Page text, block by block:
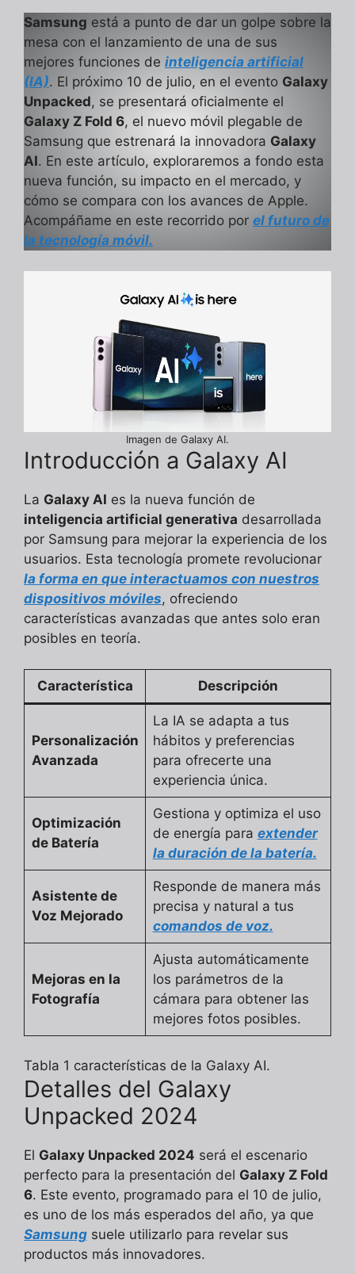
Samsung está a punto de dar un golpe sobre la
mesa con el lanzamiento de una de sus
mejores funciones de inteligencia artificial
(IA). El próximo 10 de julio, en el evento Galaxy
Unpacked, se presentará oficialmente el
Galaxy Z Fold 6, el nuevo móvil plegable de
Samsung que estrenará la innovadora Galaxy
AI. En este artículo, exploraremos a fondo esta
nueva función, su impacto en el mercado, y
cómo se compara con los avances de Apple.
Acompáñame en este recorrido por el futuro de
la tecnología móvil.
Imagen de Galaxy AI.
Introducción a Galaxy AI
La Galaxy AI es la nueva función de
inteligencia artificial generativa desarrollada
por Samsung para mejorar la experiencia de los
usuarios. Esta tecnología promete revolucionar
la forma en que interactuamos con nuestros
dispositivos móviles, ofreciendo
características avanzadas que antes solo eran
posibles en teoría.
Característica Descripción
Personalización
Avanzada
La IA se adapta a tus
hábitos y preferencias
para ofrecerte una
experiencia única.
Optimización
de Batería
Gestiona y optimiza el uso
de energía para extender
la duración de la batería.
Asistente de
Voz Mejorado
Responde de manera más
precisa y natural a tus
comandos de voz.
Mejoras en la
Fotografía
Ajusta automáticamente
los parámetros de la
cámara para obtener las
mejores fotos posibles.
Tabla 1 características de la Galaxy AI.
Detalles del Galaxy
Unpacked 2024
El Galaxy Unpacked 2024 será el escenario
perfecto para la presentación del Galaxy Z Fold
6. Este evento, programado para el 10 de julio,
es uno de los más esperados del año, ya que
Samsung suele utilizarlo para revelar sus
productos más innovadores.